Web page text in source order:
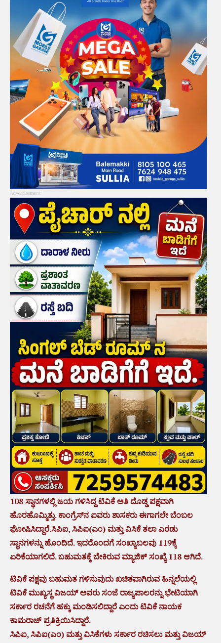
Advertisement
108 ಸ್ಥಾನಗಳಲ್ಲಿ ಜಯ ಗಳಿಸಿದ್ದ ಟಿವಿಕೆ ಅತಿ ದೊಡ್ಡ ಪಕ್ಷವಾಗಿ
ಹೊರಹೊಮ್ಮಿತ್ತು. ಕಾಂಗ್ರೆಸ್‌ನ ಐವರು ಶಾಸಕರು ಈಗಾಗಲೇ ಬೆಂಬಲ
ಘೋಷಿಸಿದ್ದಾರೆ.ಸಿಪಿಐ, ಸಿಪಿಐ(ಎಂ) ಮತ್ತು ವಿಸಿಕೆ ತಲಾ ಎರಡು
ಸ್ಥಾನಗಳನ್ನು ಹೊಂದಿದೆ. ಇದರೊಂದಗೆ ಸಂಖ್ಯಾಬಲವು 119ಕ್ಕೆ
ಏರಿಕೆಯಾಗಲಿದೆ. ಬಹುಮತಕ್ಕೆ ಬೇಕಿರುವ ಮ್ಯಾಜಿಕ್ ಸಂಖ್ಯೆ 118 ಆಗಿದೆ.
ಟಿವಿಕೆ ಪಕ್ಷವು ಬಹುಮತ ಗಳಿಸುವುದು ಖಚಿತವಾಗಿರುವ ಹಿನ್ನಲೆಯಲ್ಲಿ
ಟಿವಿಕೆ ಮುಖ್ಯಸ್ಥ ವಿಜಯ್ ಅವರು ಸಂಜೆ ರಾಜ್ಯಪಾಲರನ್ನು ಭೇಟಿಯಾಗಿ
ಸರ್ಕಾರ ರಚನೆಗೆ ಹಕ್ಕು ಮಂಡಿಸಲಿದ್ದಾರೆ ಎಂದು ಟಿವಿಕೆ ನಾಯಕ
ಕಾಮರಾಜ್ ಪ್ರತಿಕ್ರಿಯಿಸಿದ್ದಾರೆ.
ಸಿಪಿಐ, ಸಿಪಿಐ(ಎಂ) ಮತ್ತು ವಿಸಿಕೆಗಳು ಸರ್ಕಾರ ರಚಿಸಲು ಮತ್ತು ವಿಜಯ್